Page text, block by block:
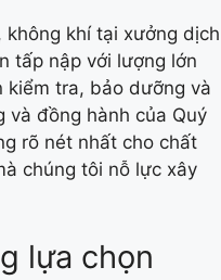
khí tại xưởng dịch
tấp nập với lượng lớn
kiểm tra, bảo dưỡng và
và đồng hành của Quý
rõ nét nhất cho chất
chúng tôi nỗ lực xây
lựa chọn